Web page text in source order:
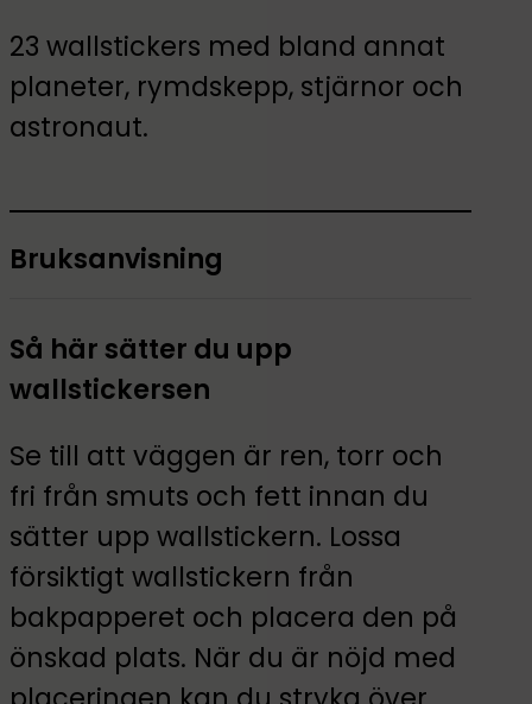
23 wallstickers med bland annat
planeter, rymdskepp, stjärnor och
astronaut.
Bruksanvisning
Så här sätter du upp
wallstickersen
Se till att väggen är ren, torr och
fri från smuts och fett innan du
sätter upp wallstickern. Lossa
försiktigt wallstickern från
bakpapperet och placera den på
önskad plats. När du är nöjd med